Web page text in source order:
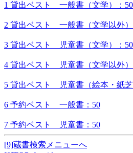
1 貸出ベスト 一般書（文学）：50
2 貸出ベスト 一般書（文学以外
3 貸出ベスト 児童書（文学）：50
4 貸出ベスト 児童書（文学以外
5 貸出ベスト 児童書（絵本・紙
6 予約ベスト 一般書：50
7 予約ベスト 児童書：50
[9]蔵書検索メニューへ